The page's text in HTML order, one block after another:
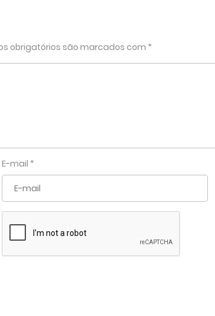
obrigatórios são marcados com *
E-mail *